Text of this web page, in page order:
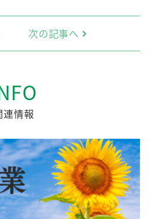
次の記事へ
連情報